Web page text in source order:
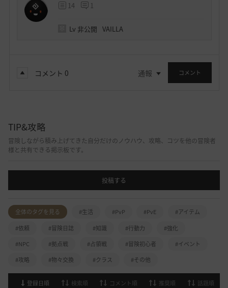
14 1
Lv 非公開 VAILLA
コメント 0 通報 コメント
TIP&攻略
冒険しながら積み上げてきた自分だけのノウハウ、攻略、コツを他の冒険者
様と共有できる掲示板です。
投稿する
全体のタグを見る #生活 #PvP #PvE
#アイテム
#依頼
#冒険日誌 #知識 #行動力
#強化
#NPC
#拠点戦 #占領戦 #冒険初心者
#イベント
#攻略
#物々交換 #クラス #その他
登録日順 検索順 コメント順 推奨順 話題順